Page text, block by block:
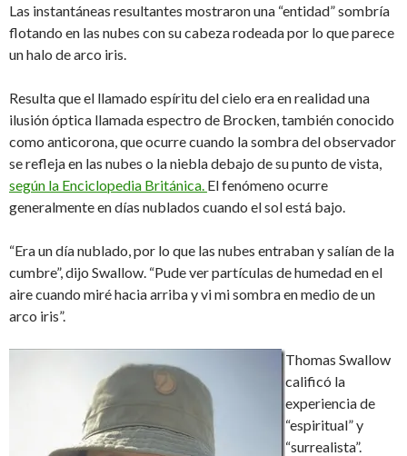
Las instantáneas resultantes mostraron una “entidad” sombría
flotando en las nubes con su cabeza rodeada por lo que parece
un halo de arco iris.
Resulta que el llamado espíritu del cielo era en realidad una
ilusión óptica llamada espectro de Brocken, también conocido
como anticorona, que ocurre cuando la sombra del observador
se refleja en las nubes o la niebla debajo de su punto de vista,
según la Enciclopedia Británica. El fenómeno ocurre
generalmente en días nublados cuando el sol está bajo.
“Era un día nublado, por lo que las nubes entraban y salían de la
cumbre”, dijo Swallow. “Pude ver partículas de humedad en el
aire cuando miré hacia arriba y vi mi sombra en medio de un
arco iris”.
Thomas Swallow
calificó la
experiencia de
“espiritual” y
“surrealista”.